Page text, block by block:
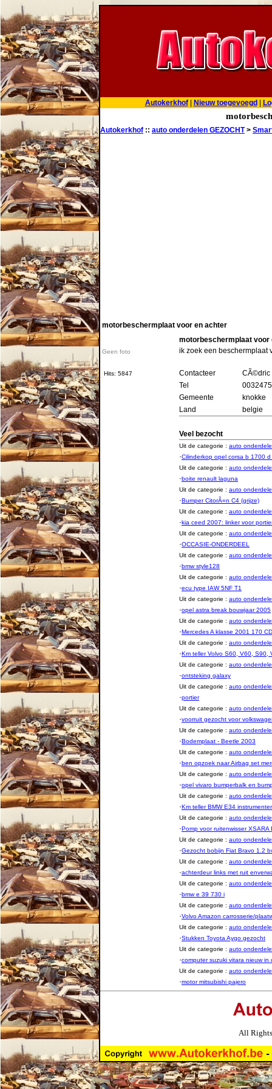
Autokerkhof| Nieuw toegevoegd
Autokerkhof :: auto onderdelen GEZOCHT >
motorbeschermplaat voor en achter
Geen foto
Hits: 5847
motorbeschermplaat voor
ik zoek een beschermplaat
Contacteer
Tel
Gemeente
knokke
Land
belgie
Veel bezocht
Uit de categorie : auto
·Cilinderkop opel corsa b 1700
Uit de categorie : auto
·boite renault laguna
Uit de categorie : auto
·Bumper CitorÃ«n C4 (grijze)
Uit de categorie : auto
·kia ceed 2007: linker voor
Uit de categorie : auto
·OCCASIE-ONDERDEEL
Uit de categorie : auto
·bmw style128
Uit de categorie : auto
·ecu type IAW 5NF T1
Uit de categorie : auto
·opel astra break bouwjaar 2005
Uit de categorie : auto
·Mercedes A klasse 2001 170
Uit de categorie : auto
·Km teller Volvo S60, V60, S90,
Uit de categorie : auto
·ontsteking galaxy
Uit de categorie : auto
·portier
Uit de categorie : auto
·voorruit gezocht voor
Uit de categorie : auto
·Bodemplaat - Beetle 2003
Uit de categorie : auto
·ben opzoek naar Airbag set
Uit de categorie : auto
·opel vivaro bumperbalk en
Uit de categorie : auto
·Km teller BMW E34
Uit de categorie : auto
·Pomp voor ruitenwisser
Uit de categorie : auto
·Gezocht bobijn Fiat Bravo 1.2
Uit de categorie : auto
·achterdeur links met ruit
Uit de categorie : auto
·bmw e 39 730 i
Uit de categorie : auto
·Volvo Amazon carrosserie/
Uit de categorie : auto
·Stukken Toyota Aygo gezocht
Uit de categorie : auto
·computer suzuki vitara nieuw in
Uit de categorie : auto
·motor mitsubishi pajero
All